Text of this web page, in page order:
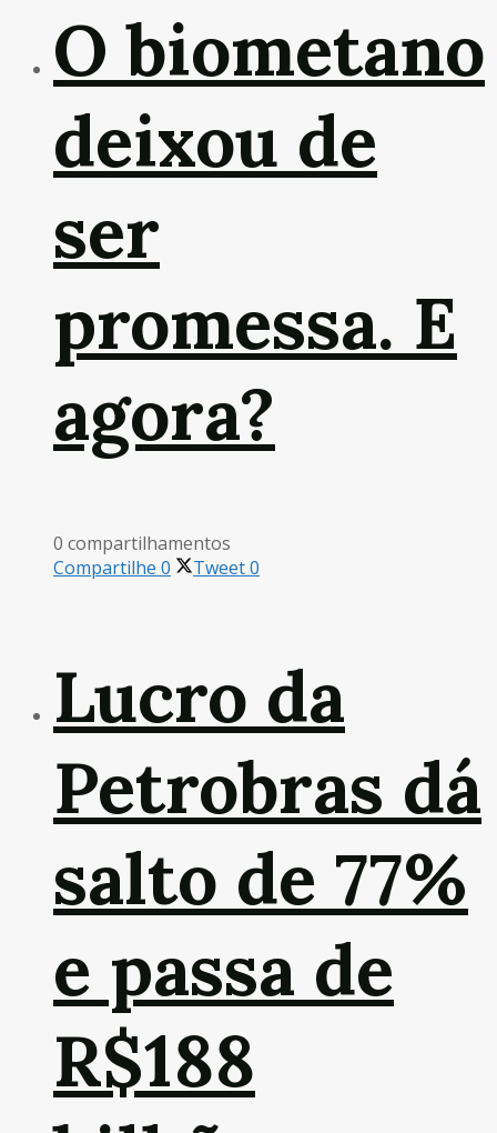
O biometano
deixou de
ser
promessa. E
agora?
0 compartilhamentos
Compartilhe 0 Tweet0
Lucro da
Petrobras dá
salto de 77%
e passa de
R$188